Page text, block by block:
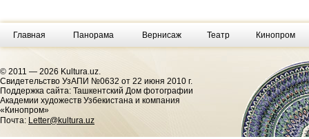
Главная Панорама Вернисаж Театр Кинопром
© 2011 — 2026 Kultura.uz.
Cвидетельство УзАПИ №0632 от 22 июня 2010 г.
Поддержка сайта: Ташкентский Дом фотографии
Академии художеств Узбекистана и компания
«Кинопром»
Почта: Letter@kultura.uz